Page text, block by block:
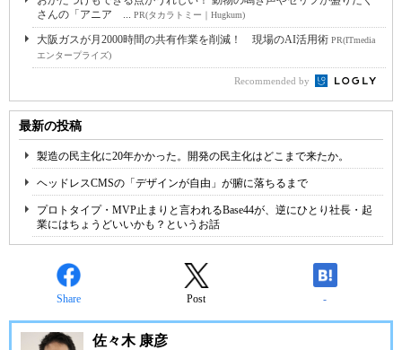
さんの「アニア ... PR(タカラトミー｜Hugkum)
大阪ガスが月2000時間の共有作業を削減！ 現場のAI活用術 PR(ITmedia
エンタープライズ)
Recommended by
最新の投稿
製造の民主化に20年かかった。開発の民主化はどこまで来たか。
ヘッドレスCMSの「デザインが自由」が腑に落ちるまで
プロトタイプ・MVP止まりと言われるBase44が、逆にひとり社長・起
業にはちょうどいいかも？というお話
Share Post -
佐々木 康彦